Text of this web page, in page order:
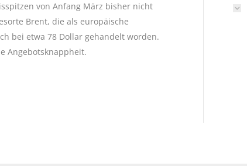
von Anfang März bisher nicht
Brent, die als europäische
bei etwa 78 Dollar gehandelt worden.
Angebotsknappheit.